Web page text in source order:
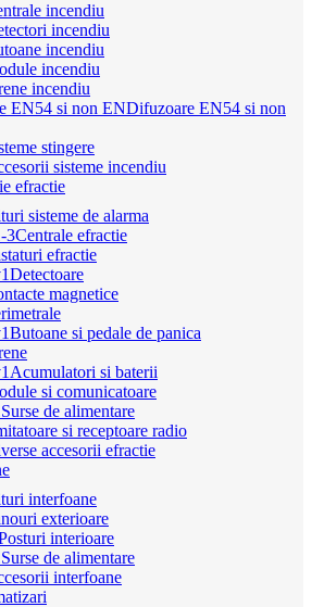
incendiu
incendiu
incendiu
incendiu
incendiu
Difuzoare EN54 si non
stingere
sisteme incendiu
efractie
sisteme de alarma
Centrale efractie
efractie
Detectoare
magnetice
Butoane si pedale de panica
Acumulatori si baterii
si comunicatoare
Surse de alimentare
si receptoare radio
accesorii efractie
interfoane
exterioare
interioare
Surse de alimentare
interfoane